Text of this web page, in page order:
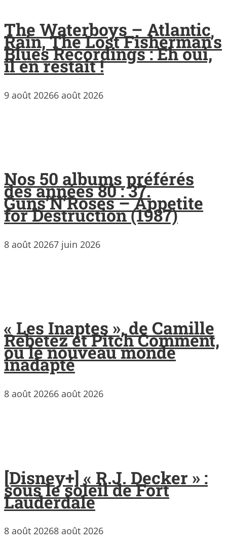
The Waterboys – Atlantic
Rain, The Lost Fisherman’s
Blues Recordings : Eh oui,
il en restait !
9 août 20266 août 2026
Nos 50 albums préférés
des années 80 : 37.
Guns’N’Roses – Appetite
for Destruction (1987)
8 août 20267 juin 2026
« Les Inaptes », de Camille
Rebetez et Pitch Comment,
ou le nouveau monde
inadapté
8 août 20266 août 2026
[Disney+] « R.J. Decker » :
sous le soleil de Fort
Lauderdale
8 août 20268 août 2026